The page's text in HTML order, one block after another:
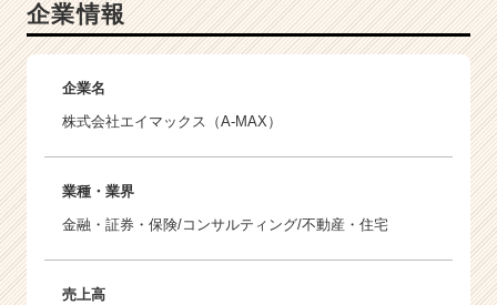
企業情報
企業名
株式会社エイマックス（A-MAX）
業種・業界
金融・証券・保険/コンサルティング/不動産・住宅
売上高